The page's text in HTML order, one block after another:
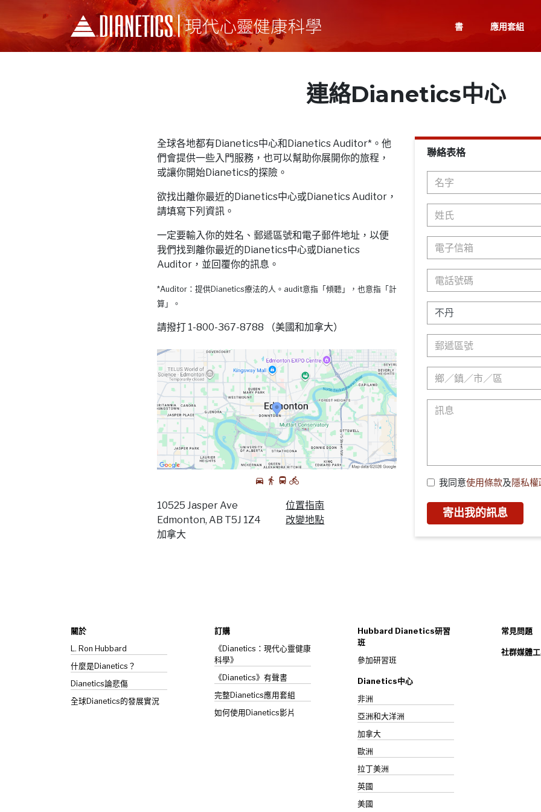
書 應用套組
連絡Dianetics中心
全球各地都有Dianetics中心和Dianetics Auditor*。他
們會提供一些入門服務，也可以幫助你展開你的旅程，
或讓你開始Dianetics的探險。
欲找出離你最近的Dianetics中心或Dianetics Auditor，
請填寫下列資訊。
一定要輸入你的姓名、郵遞區號和電子郵件地址，以便
我們找到離你最近的Dianetics中心或Dianetics
Auditor，並回覆你的訊息。
*Auditor：提供Dianetics療法的人。audit意指「傾聽」，也意指「計
算」。
請撥打 1-800-367-8788 （美國和加拿大）
10525 Jasper Ave
Edmonton, AB T5J 1Z4
加拿大
位置指南
改變地點
聯絡表格
我同意使用條款及隱私權
寄出我的訊息
關於
L. Ron Hubbard
什麼是Dianetics？
Dianetics論悲傷
全球Dianetics的發展實況
訂購
《Dianetics：現代心靈健康
科學》
《Dianetics》有聲書
完整Dianetics應用套組
如何使用Dianetics影片
Hubbard Dianetics研習
班
參加研習班
Dianetics中心
非洲
亞洲和大洋洲
加拿大
歐洲
拉丁美洲
英國
美國
常見問題
社群媒體